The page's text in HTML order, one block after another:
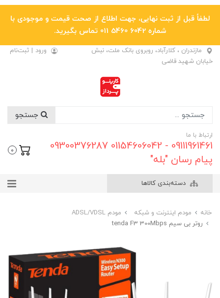
لطفاً قبل از ثبت نهایی، جهت اطلاع از صحت قیمت و موجودی با
شماره 6042 5460 011 تماس بگیرید.
مازندران ، کلارآباد، روبروی بانک ملت، نبش
خیابان شهید قاضی
ورود | ثبت‌نام
ارتباط با ما
09111961461 - 01154606042 09300376287
پیام رسان "بله"
0
دسته‌بندی کالاها
خانه مودم اینترنت و شبکه
مودم ADSL/VDSL
روتر بی سیم tenda F3 300Mbps